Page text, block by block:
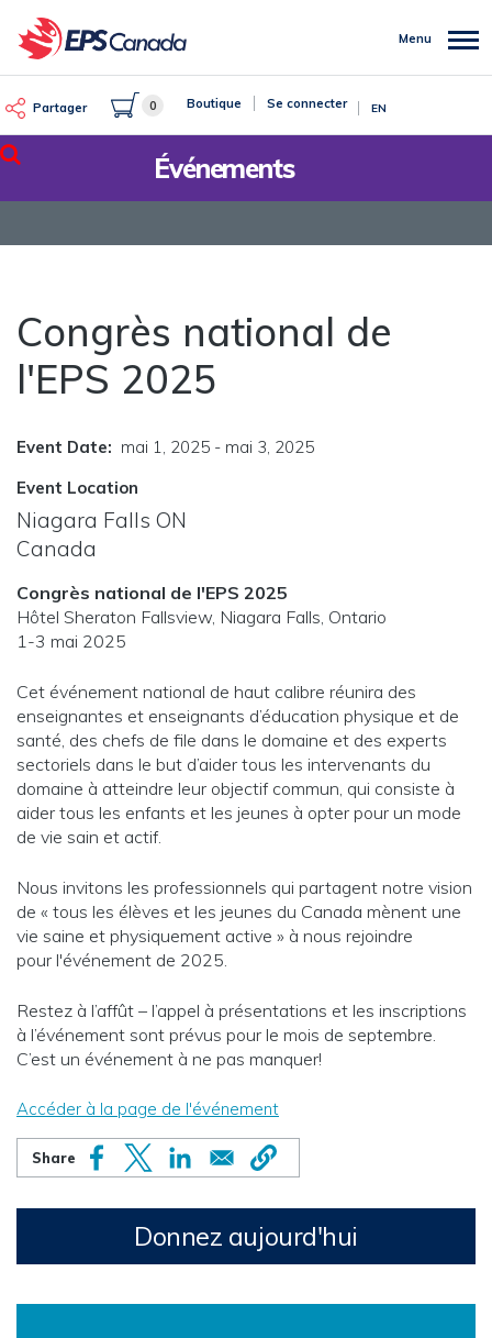
au
contenu
Partager 0 Boutique Se connecter EN
Rechercher
Menu
Événements
Congrès national de
l'EPS 2025
Event Date mai 1, 2025- mai 3, 2025
Event Location
Niagara Falls ON
Canada
Congrès national de l'EPS 2025
Hôtel Sheraton Fallsview, Niagara Falls, Ontario
1-3 mai 2025
Cet événement national de haut calibre réunira des
enseignantes et enseignants d’éducation physique et de
santé, des chefs de file dans le domaine et des experts
sectoriels dans le but d’aider tous les intervenants du
domaine à atteindre leur objectif commun, qui consiste à
aider tous les enfants et les jeunes à opter pour un mode
de vie sain et actif.
Nous invitons les professionnels qui partagent notre vision
de « tous les élèves et les jeunes du Canada mènent une
vie saine et physiquement active » à nous rejoindre
pour l'événement de 2025.
Restez à l’affût – l’appel à présentations et les inscriptions
à l’événement sont prévus pour le mois de septembre.
C’est un événement à ne pas manquer!
Accéder à la page de l'événement
Donnez aujourd'hui